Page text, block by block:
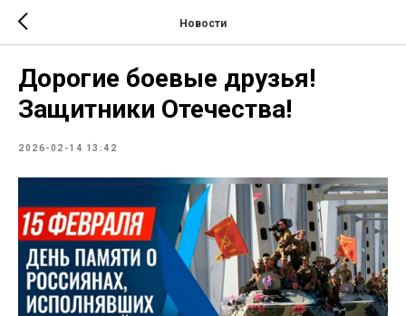
Новости
Дорогие боевые друзья!
Защитники Отечества!
2026-02-14 13:42